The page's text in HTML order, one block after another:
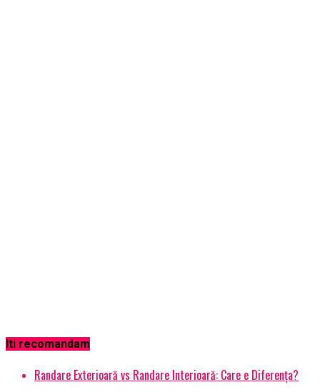
Iti recomandam
Randare Exterioară vs Randare Interioară: Care e Diferența?